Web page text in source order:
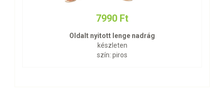
7990 Ft
Oldalt nyitott lenge nadrág
készleten
szín: piros